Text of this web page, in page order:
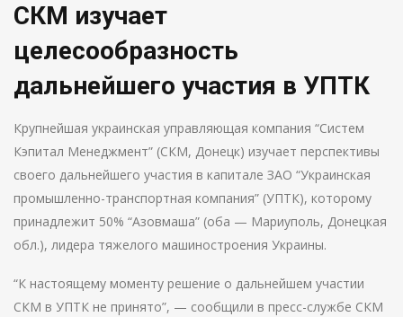
СКМ изучает
целесообразность
дальнейшего участия в УПТК
Крупнейшая украинская управляющая компания “Систем
Кэпитал Менеджмент” (СКМ, Донецк) изучает перспективы
своего дальнейшего участия в капитале ЗАО “Украинская
промышленно-транспортная компания” (УПТК), которому
принадлежит 50% “Азовмаша” (оба — Мариуполь, Донецкая
обл.), лидера тяжелого машиностроения Украины.
“К настоящему моменту решение о дальнейшем участии
СКМ в УПТК не принято”, — сообщили в пресс-службе СКМ